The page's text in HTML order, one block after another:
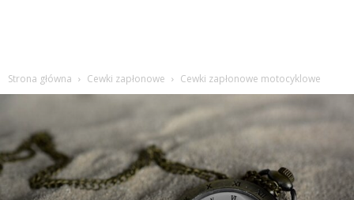
Strona główna Cewki zapłonowe Cewki zapłonowe motocyklowe